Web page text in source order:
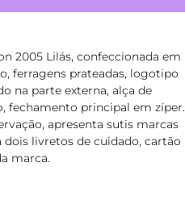
2005 Lilás, confeccionada em
ferragens prateadas, logotipo
na parte externa, alça de
principal em zíper.
apresenta sutis marcas
livretos de cuidado, cartão
marca.